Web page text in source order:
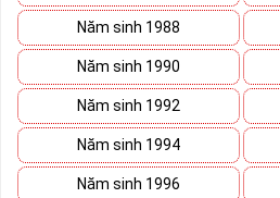
Năm sinh 1988
Năm sinh 1990
Năm sinh 1992
Năm sinh 1994
Năm sinh 1996